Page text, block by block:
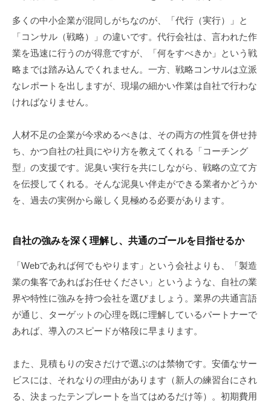
多くの中小企業が混同しがちなのが、「代行（実行）」と
「コンサル（戦略）」の違いです。代行会社は、言われた作
業を迅速に行うのが得意ですが、「何をすべきか」という戦
略までは踏み込んでくれません。一方、戦略コンサルは立派
なレポートを出しますが、現場の細かい作業は自社で行わな
ければなりません。
人材不足の企業が今求めるべきは、その両方の性質を併せ持
ち、かつ自社の社員にやり方を教えてくれる「コーチング
型」の支援です。泥臭い実行を共にしながら、戦略の立て方
を伝授してくれる。そんな泥臭い伴走ができる業者かどうか
を、過去の実例から厳しく見極める必要があります。
自社の強みを深く理解し、共通のゴールを目指せるか
「Webであれば何でもやります」という会社よりも、「製造
業の集客であればお任せください」というような、自社の業
界や特性に強みを持つ会社を選びましょう。業界の共通言語
が通じ、ターゲットの心理を既に理解しているパートナーで
あれば、導入のスピードが格段に早まります。
また、見積もりの安さだけで選ぶのは禁物です。安価なサー
ビスには、それなりの理由があります（新人の練習台にされ
る、決まったテンプレートを当てはめるだけ等）。初期費用